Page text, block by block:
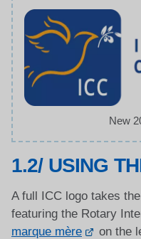
New
1.2/ USING
A full ICC logo takes
featuring the Rotary
marque mère
on the